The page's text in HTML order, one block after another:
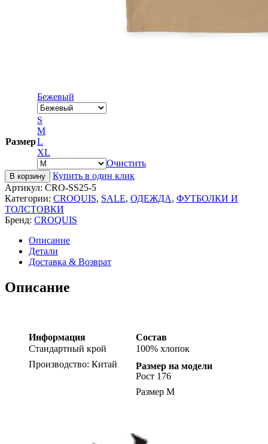
Бежевый
Размер
S
M
L
XL
Очистить
В корзину
Купить в один клик
Артикул: CRO-SS25-5
Категории: CROQUIS, SALE, ОДЕЖДА, ФУТБОЛКИ И
ТОЛСТОВКИ
Бренд: CROQUIS
Описание
Детали
Доставка & Возврат
Описание
Информация
Стандартный крой
Производство: Китай
Состав
100% хлопок
Размер на модели
Рост 176
Размер M